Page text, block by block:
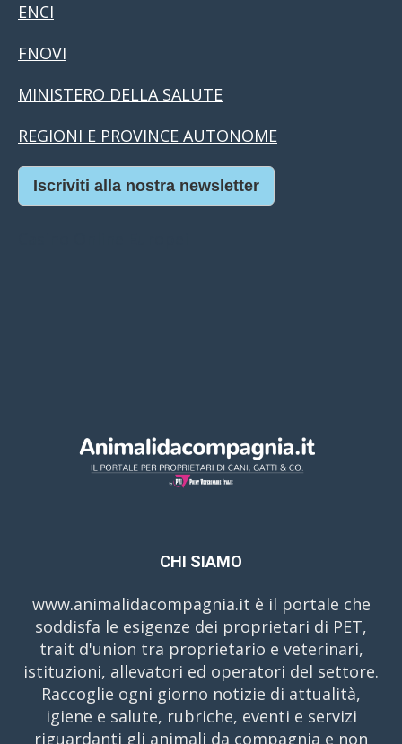
ENCI
FNOVI
MINISTERO DELLA SALUTE
REGIONI E PROVINCE AUTONOME
Iscriviti alla nostra newsletter
CHI SIAMO
www.animalidacompagnia.it è il portale che
soddisfa le esigenze dei proprietari di PET,
trait d'union tra proprietario e veterinari,
istituzioni, allevatori ed operatori del settore.
Raccoglie ogni giorno notizie di attualità,
igiene e salute, rubriche, eventi e servizi
riguardanti gli animali da compagnia e non